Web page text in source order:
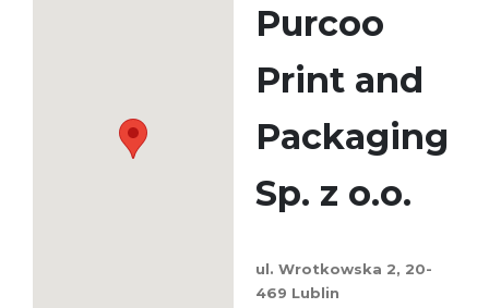
Purcoo
Print and
Packaging
Sp. z o.o.
ul. Wrotkowska 2, 20-
469 Lublin